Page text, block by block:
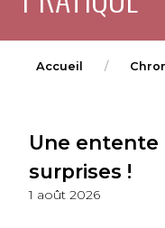
Accueil
Une entente
surprises !
1 août 2026